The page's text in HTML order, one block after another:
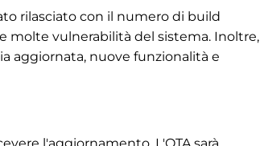
rilasciato con il numero di build
molte vulnerabilità del sistema. Inoltre,
aggiornata, nuove funzionalità e